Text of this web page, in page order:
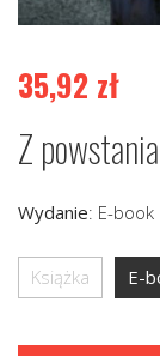
35,92 zł
Z
Wydanie: E-book
Książka E-